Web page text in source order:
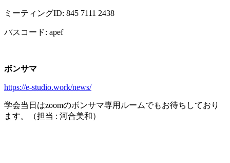
ミーティングID: 845 7111 2438
パスコード: apef
ボンサマ
https://e-studio.work/news/
学会当日はzoomのボンサマ専用ルームでもお待ちしており
ます。（担当 : 河合美和）